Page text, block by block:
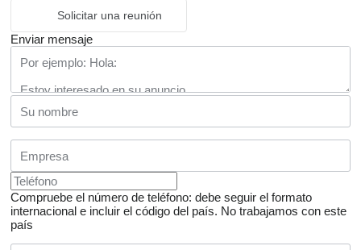
Solicitar una reunión
Enviar mensaje
Compruebe el número de teléfono: debe seguir el formato
internacional e incluir el código del país. No trabajamos con este
país